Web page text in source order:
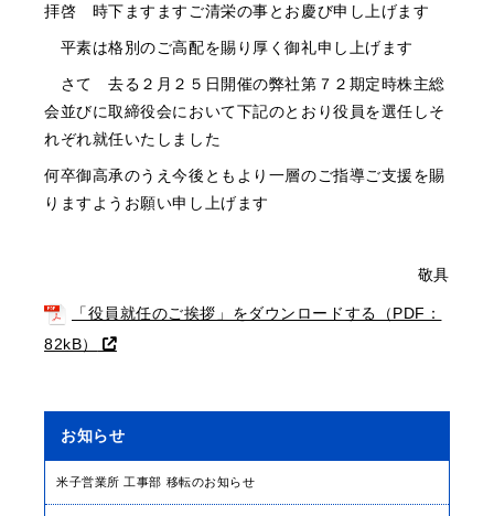
拝啓 時下ますますご清栄の事とお慶び申し上げます
平素は格別のご高配を賜り厚く御礼申し上げます
さて 去る２月２５日開催の弊社第７２期定時株主総
会並びに取締役会において下記のとおり役員を選任しそ
れぞれ就任いたしました
何卒御高承のうえ今後ともより一層のご指導ご支援を賜
りますようお願い申し上げます
敬具
「役員就任のご挨拶」をダウンロードする（PDF：
82kB）
お知らせ
米子営業所 工事部 移転のお知らせ